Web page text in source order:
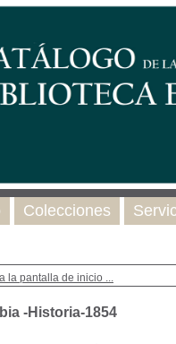
la pantalla de inicio ...
-Historia-1854
Colecciones